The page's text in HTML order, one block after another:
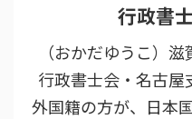
行政書
（おかだゆうこ）
行政書士会・名古屋
外国籍の方が、日本